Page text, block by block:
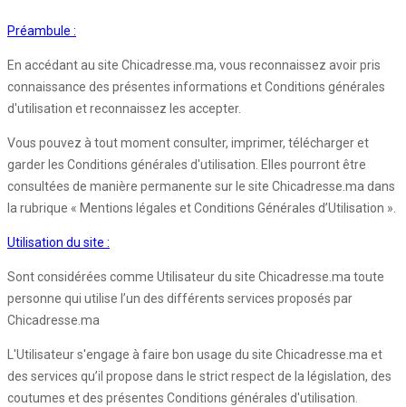
Préambule :
En accédant au site Chicadresse.ma, vous reconnaissez avoir pris
connaissance des présentes informations et Conditions générales
d'utilisation et reconnaissez les accepter.
Vous pouvez à tout moment consulter, imprimer, télécharger et
garder les Conditions générales d'utilisation. Elles pourront être
consultées de manière permanente sur le site Chicadresse.ma dans
la rubrique « Mentions légales et Conditions Générales d’Utilisation ».
Utilisation du site :
Sont considérées comme Utilisateur du site Chicadresse.ma toute
personne qui utilise l’un des différents services proposés par
Chicadresse.ma
L'Utilisateur s'engage à faire bon usage du site Chicadresse.ma et
des services qu’il propose dans le strict respect de la législation, des
coutumes et des présentes Conditions générales d'utilisation.